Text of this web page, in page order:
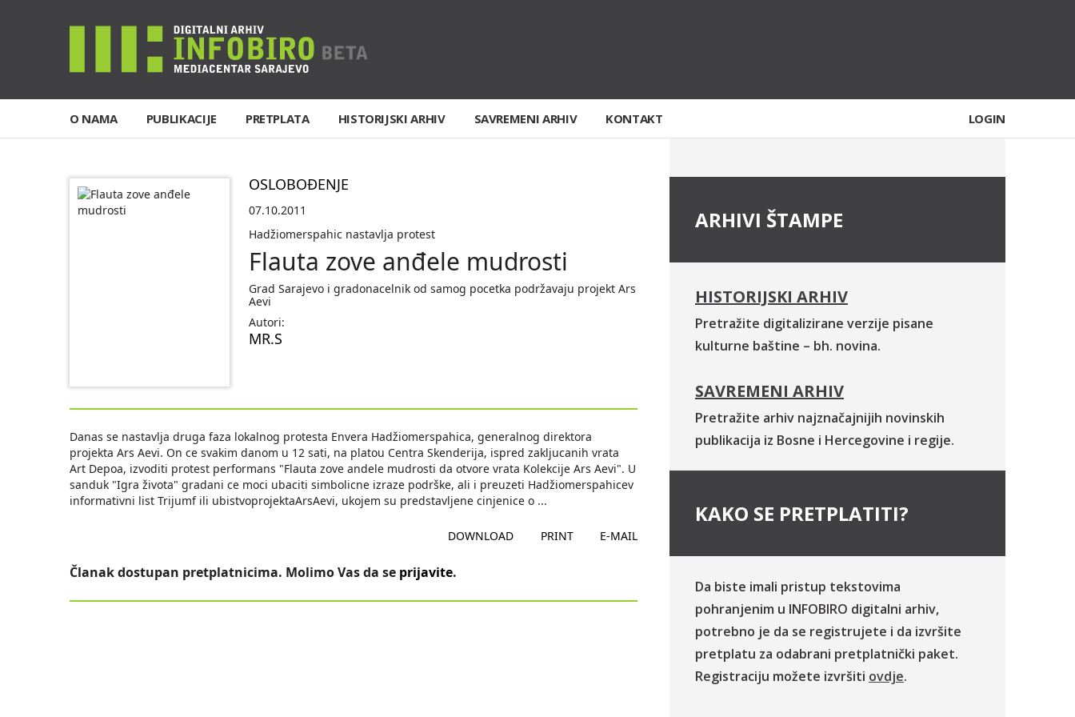
O NAMA PUBLIKACIJE PRETPLATA HISTORIJSKI ARHIV SAVREMENI ARHIV KONTAKT LOGIN
OSLOBOĐENJE
07.10.2011
Hadžiomerspahic nastavlja protest
Flauta zove anđele mudrosti
Grad Sarajevo i gradonacelnik od samog pocetka podržavaju projekt Ars
Aevi
Autori:
MR.S
Danas se nastavlja druga faza lokalnog protesta Envera Hadžiomerspahica, generalnog direktora
projekta Ars Aevi. On ce svakim danom u 12 sati, na platou Centra Skenderija, ispred zakljucanih vrata
Art Depoa, izvoditi protest performans "Flauta zove andele mudrosti da otvore vrata Kolekcije Ars Aevi". U
sanduk "Igra života" gradani ce moci ubaciti simbolicne izraze podrške, ali i preuzeti Hadžiomerspahicev
informativni list Trijumf ili ubistvoprojektaArsAevi, ukojem su predstavljene cinjenice o ...
DOWNLOAD PRINT E-MAIL
Članak dostupan pretplatnicima. Molimo Vas da se prijavite.
ARHIVI ŠTAMPE
HISTORIJSKI ARHIV
Pretražite digitalizirane verzije pisane
kulturne baštine – bh. novina.
SAVREMENI ARHIV
Pretražite arhiv najznačajnijih novinskih
publikacija iz Bosne i Hercegovine i regije.
KAKO SE PRETPLATITI?
Da biste imali pristup tekstovima
pohranjenim u INFOBIRO digitalni arhiv,
potrebno je da se registrujete i da izvršite
pretplatu za odabrani pretplatnički paket.
Registraciju možete izvršiti ovdje.